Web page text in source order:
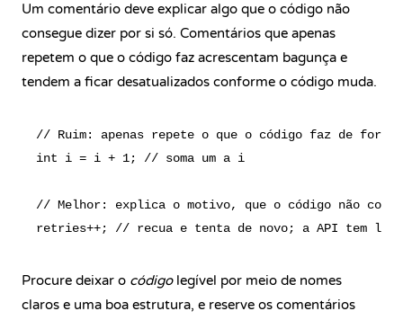
Um comentário deve explicar algo que o código não
consegue dizer por si só. Comentários que apenas
repetem o que o código faz acrescentam bagunça e
tendem a ficar desatualizados conforme o código muda.
// Ruim: apenas repete o que o código faz de forma
int i = i + 1; // soma um a i
// Melhor: explica o motivo, que o código não
Procure deixar o códigolegível por meio de nomes
claros e uma boa estrutura, e reserve os comentários